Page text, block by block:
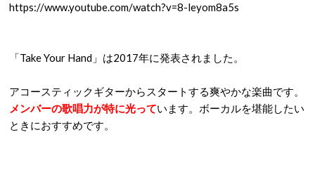
https://www.youtube.com/watch?v=8-leyom8a5s
「Take Your Hand」は2017年に発表されました。
アコースティックギターからスタートする爽やかな楽曲です。
メンバーの歌唱力が特に光っています。ボーカルを堪能したい
ときにおすすめです。